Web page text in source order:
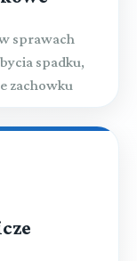
o
z poddaniem
sprawach
spadku,
zachowku